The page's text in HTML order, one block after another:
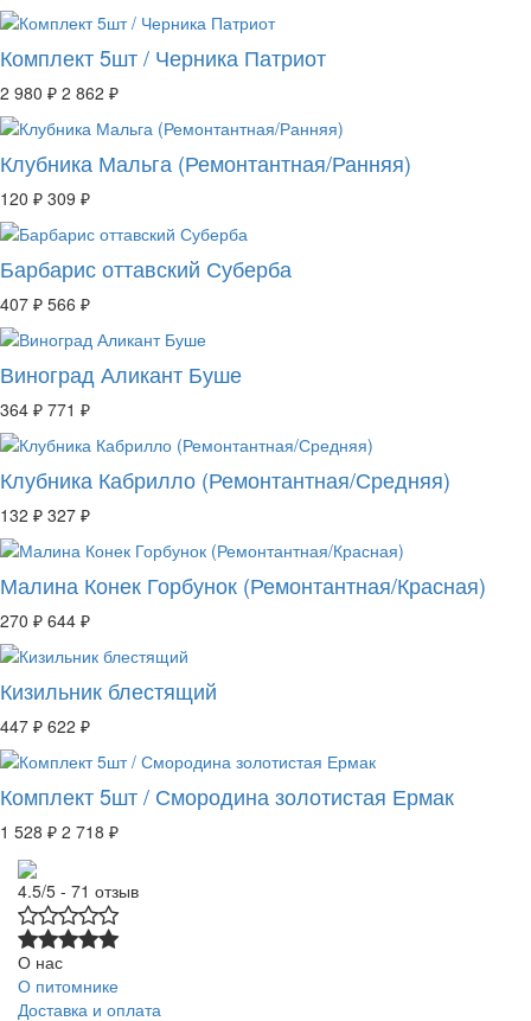
Комплект 5шт / Черника Патриот
2 980 ₽ 2 862 ₽
Клубника Мальга (Ремонтантная/Ранняя)
120 ₽ 309 ₽
Барбарис оттавский Суберба
407 ₽ 566 ₽
Виноград Аликант Буше
364 ₽ 771 ₽
Клубника Кабрилло (Ремонтантная/Средняя)
132 ₽ 327 ₽
Малина Конек Горбунок (Ремонтантная/Красная)
270 ₽ 644 ₽
Кизильник блестящий
447 ₽ 622 ₽
Комплект 5шт / Смородина золотистая Ермак
1 528 ₽ 2 718 ₽
4.5/5 - 71 отзыв
О нас
О питомнике
Доставка и оплата